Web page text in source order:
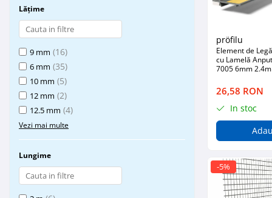
Adezivi
Produse pentru Curățare
Latex pentru Adezivi și Chituri
Hidroizolații
Accesorii Hidroizolații
Etanșanți Elastici și Adezivi
Etanșanți
Adezivi și Etanșanți
Fund de Rost
Benzi de Etanșare
Impermeabilizări Suprafețe
Hidroizolații Flexibile
Lățime
9 mm (16)
6 mm (35)
10 mm (5)
12 mm (2)
12.5 mm (4)
Vezi mai multe
Lungime
pröfilu
Element de
cu Lamelă
7005 6mm 2.4m
26,58 RON
In stoc
-5%